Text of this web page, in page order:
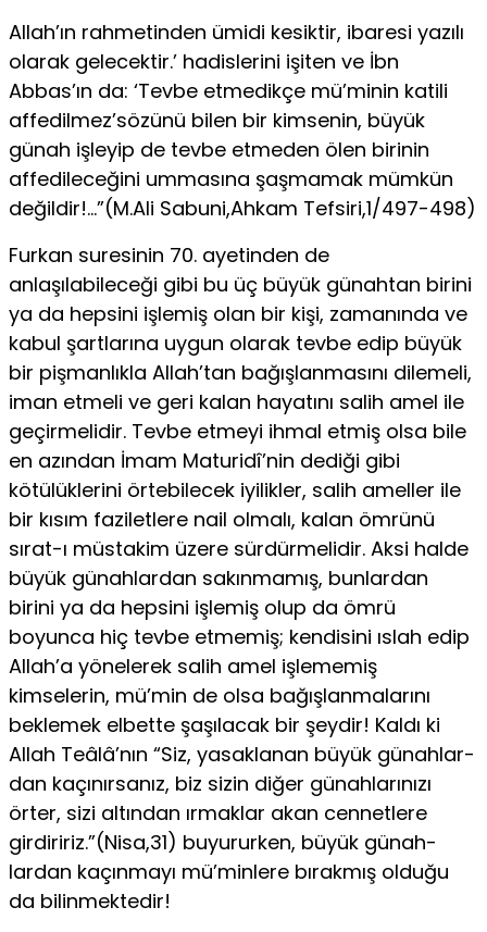
Allah’ın rahmetinden ümidi kesiktir, ibaresi yazılı
olarak gelecektir.’ hadislerini işiten ve İbn
Abbas’ın da: ‘Tevbe etmedikçe mü’minin katili
affedilmez’sözünü bilen bir kimsenin, büyük
günah işleyip de tevbe etmeden ölen birinin
affedileceğini ummasına şaşmamak mümkün
değildir!…”(M.Ali Sabuni,Ahkam Tefsiri,1/497-498)
Furkan suresinin 70. ayetinden de
anlaşılabileceği gibi bu üç büyük günahtan birini
ya da hepsini işlemiş olan bir kişi, zama­nında ve
kabul şartlarına uygun olarak tevbe edip büyük
bir piş­manlıkla Allah’tan bağışlanmasını dilemeli,
iman etmeli ve geri kalan hayatını salih amel ile
geçirmelidir. Tevbe etmeyi ihmal etmiş olsa bile
en azından İmam Maturidî’nin dediği gibi
kötülük­lerini örtebilecek iyilikler, salih ameller ile
bir kısım faziletlere nail olmalı, kalan ömrünü
sırat-ı müstakim üzere sürdürmelidir. Aksi halde
büyük günahlardan sakınmamış, bunlardan
birini ya da hepsini işlemiş olup da ömrü
boyunca hiç tevbe etmemiş; kendisi­ni ıslah edip
Allah’a yönelerek salih amel işlememiş
kimselerin, mü’min de olsa bağışlanmalarını
beklemek elbette şaşılacak bir şeydir! Kaldı ki
Allah Teâlâ’nın “Siz, yasaklanan büyük günahlar­
dan kaçınırsanız, biz sizin diğer günahlarınızı
örter, sizi altından ırmaklar akan cennetlere
girdiririz.”(Nisa,31) buyururken, büyük günah­
lardan kaçınmayı mü’minlere bırakmış olduğu
da bilinmektedir!